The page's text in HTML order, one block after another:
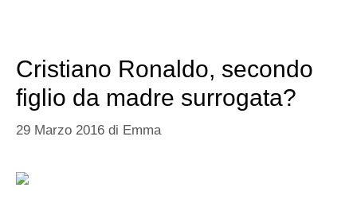
Cristiano Ronaldo, secondo
figlio da madre surrogata?
29 Marzo 2016 di Emma